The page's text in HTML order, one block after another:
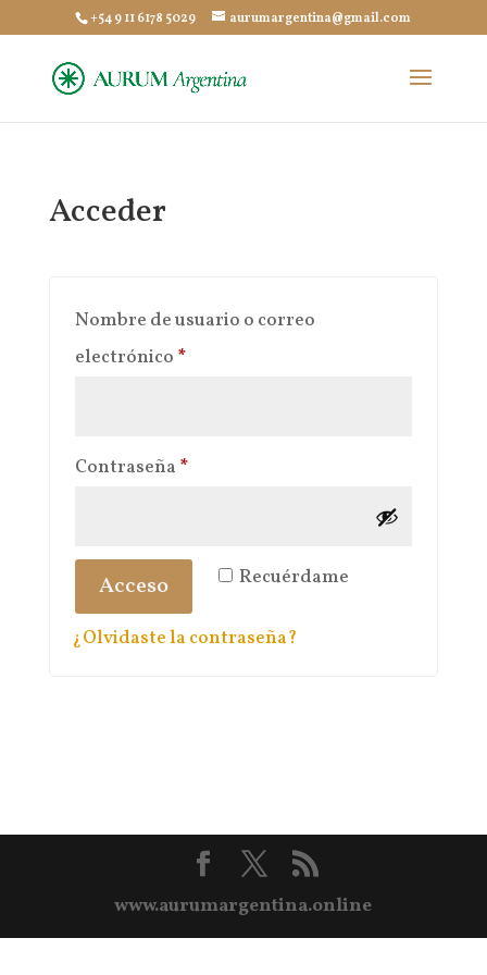
+54 9 11 6178 5029 aurumargentina@gmail.com
Acceder
Nombre de usuario o correo
electrónico *Obligatorio
Contraseña *Obligatorio
Recuérdame
Acceso
¿Olvidaste la contraseña?
www.aurumargentina.online